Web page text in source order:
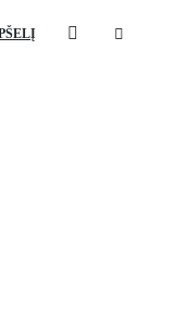
was:
8969,00 €.
5590,00 €.